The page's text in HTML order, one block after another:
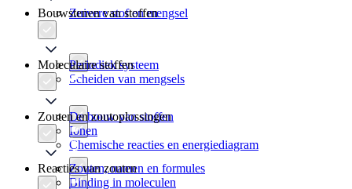
Zuivere stof en mengsel
Scheiden van mengsels
Chemische reacties en energiediagram
Bouwstenen van stoffen
Periodiek systeem
Ionen
Moleculaire stoffen
De bouw van stoffen
Binding in moleculen
Zouten en zoutoplossingen
Zouten, namen en formules
Reacties van zouten